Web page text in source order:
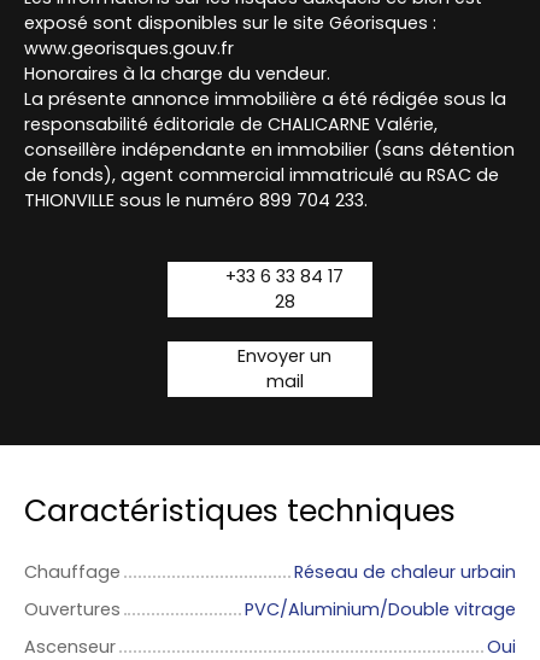
exposé sont disponibles sur le site Géorisques :
www.georisques.gouv.fr
Honoraires à la charge du vendeur.
La présente annonce immobilière a été rédigée sous la
responsabilité éditoriale de CHALICARNE Valérie,
conseillère indépendante en immobilier (sans détention
de fonds), agent commercial immatriculé au RSAC de
THIONVILLE sous le numéro 899 704 233.
+33 6 33 84 17
28
Envoyer un
mail
Caractéristiques techniques
Chauffage
Réseau de chaleur urbain
Ouvertures
PVC/Aluminium/Double vitrage
Ascenseur
Oui